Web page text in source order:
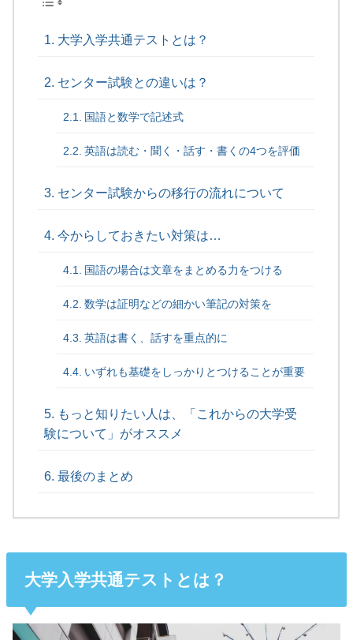
大学入学共通テストとは？
センター試験との違いは？
国語と数学で記述式
英語は読む・聞く・話す・書くの4つを評価
センター試験からの移行の流れについて
今からしておきたい対策は…
国語の場合は文章をまとめる力をつける
数学は証明などの細かい筆記の対策を
英語は書く、話すを重点的に
いずれも基礎をしっかりとつけることが重要
もっと知りたい人は、「これからの大学受
験について」がオススメ
最後のまとめ
大学入学共通テストとは？